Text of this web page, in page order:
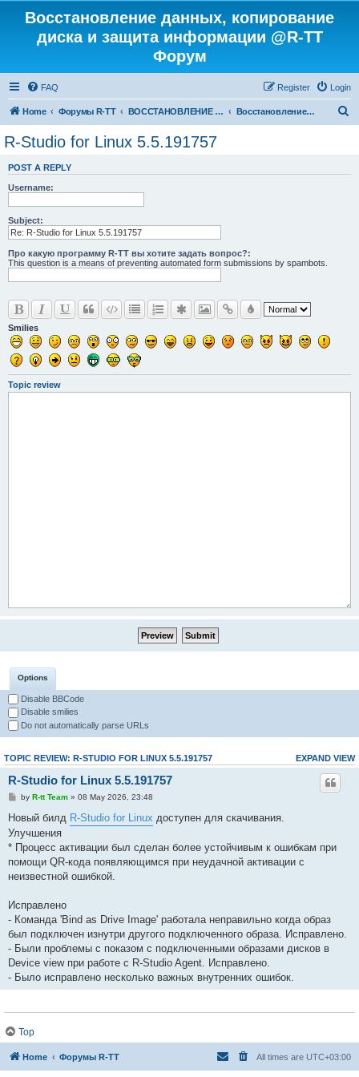
Восстановление данных, копирование
диска и защита информации @R-TT
Форум
FAQ Login
Register
Home Форумы R-TT ВОССТАНОВЛЕНИЕ ДАННЫХ И УДАЛЕННЫХ ФАЙЛОВ Восстановление данных
R-Studio for Linux 5.5.191757
POST A REPLY
Username:
Subject:
Про какую программу R-TT вы хотите задать вопрос?:
This question is a means of preventing automated form submissions by spambots.
Smilies
Topic review
Options
Disable BBCode
Disable smilies
Do not automatically parse URLs
EXPAND VIEW
TOPIC REVIEW: R-STUDIO FOR LINUX 5.5.191757
R-Studio for Linux 5.5.191757
by R-tt Team» 08 May 2026, 23:48
Новый билд R-Studio for Linux доступен для скачивания.
Улучшения
* Процесс активации был сделан более устойчивым к ошибкам при
помощи QR-кода появляющимся при неудачной активации с
неизвестной ошибкой.
Исправлено
- Команда 'Bind as Drive Image' работала неправильно когда образ
был подключен изнутри другого подключенного образа. Исправлено.
- Были проблемы с показом с подключенными образами дисков в
Device view при работе с R-Studio Agent. Исправлено.
- Было исправлено несколько важных внутренних ошибок.
Top
Home Форумы R-TT All times are UTC+03:00